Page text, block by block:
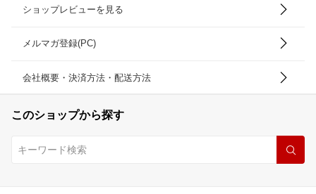
ショップレビューを見る
メルマガ登録(PC)
会社概要・決済方法・配送方法
このショップから探す